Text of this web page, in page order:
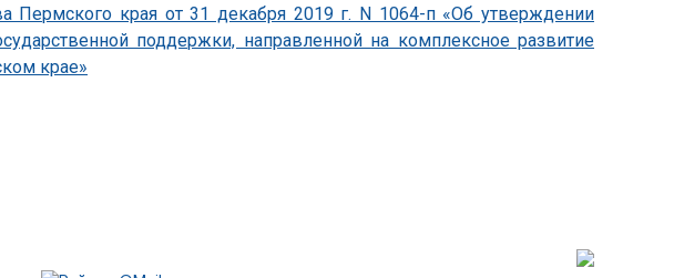
Пермского края от 31 декабря 2019 г. N 1064-п «Об утверждении
поддержки, направленной на комплексное развитие
крае»